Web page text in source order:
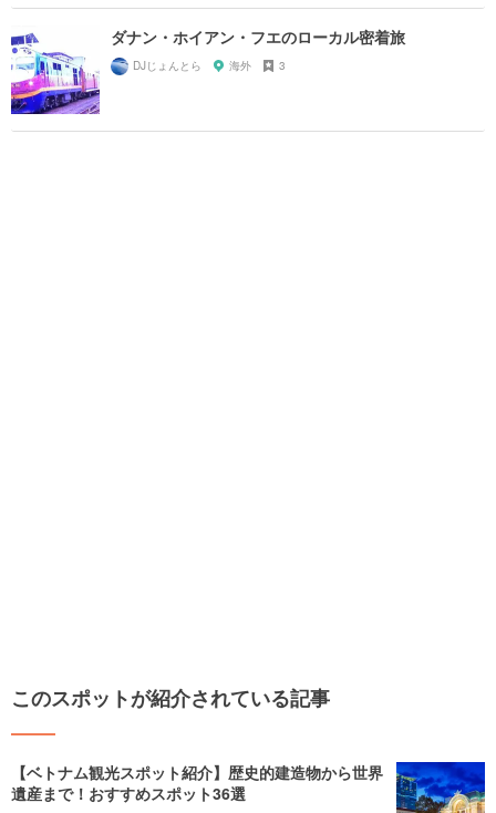
ダナン・ホイアン・フエのローカル密着旅
DJじょんとら 海外 3
このスポットが紹介されている記事
【ベトナム観光スポット紹介】歴史的建造物から世界
遺産まで！おすすめスポット36選